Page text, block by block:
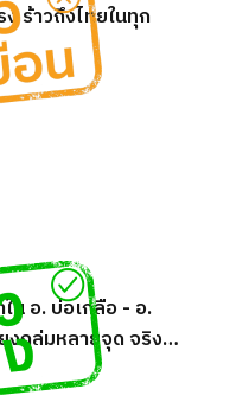
ร้าวถึงไทยในทุก
น อ. บ่อเกลือ - อ.
งถล่มหลายจุด จริง